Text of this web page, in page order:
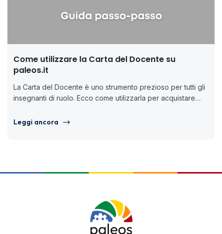
Come utilizzare la Carta del Docente su
paleos.it
La Carta del Docente è uno strumento prezioso per tutti gli
insegnanti di ruolo. Ecco come utilizzarla per acquistare
Leggi ancora